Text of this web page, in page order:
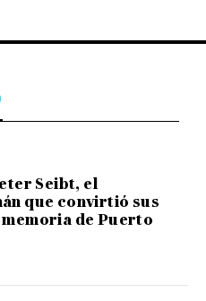
Seibt, el
que convirtió sus
de Puerto